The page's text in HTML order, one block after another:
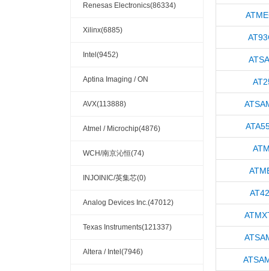
Renesas Electronics(86334)
Xilinx(6885)
Intel(9452)
Aptina Imaging / ON
Semiconductor(148)
AVX(113888)
Atmel / Microchip(4876)
WCH/南京沁恒(74)
INJOINIC/英集芯(0)
Analog Devices Inc.(47012)
Texas Instruments(121337)
Altera / Intel(7946)